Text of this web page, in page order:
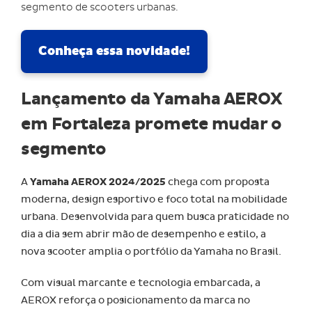
segmento de scooters urbanas.
Conheça essa novidade!
Lançamento da Yamaha AEROX
em Fortaleza promete mudar o
segmento
AYamaha AEROX 2024/2025 chega com proposta
moderna, design esportivo e foco total na mobilidade
urbana. Desenvolvida para quem busca praticidade no
dia a dia sem abrir mão de desempenho e estilo, a
nova scooter amplia o portfólio da Yamaha no Brasil.
Com visual marcante e tecnologia embarcada, a
AEROX reforça o posicionamento da marca no